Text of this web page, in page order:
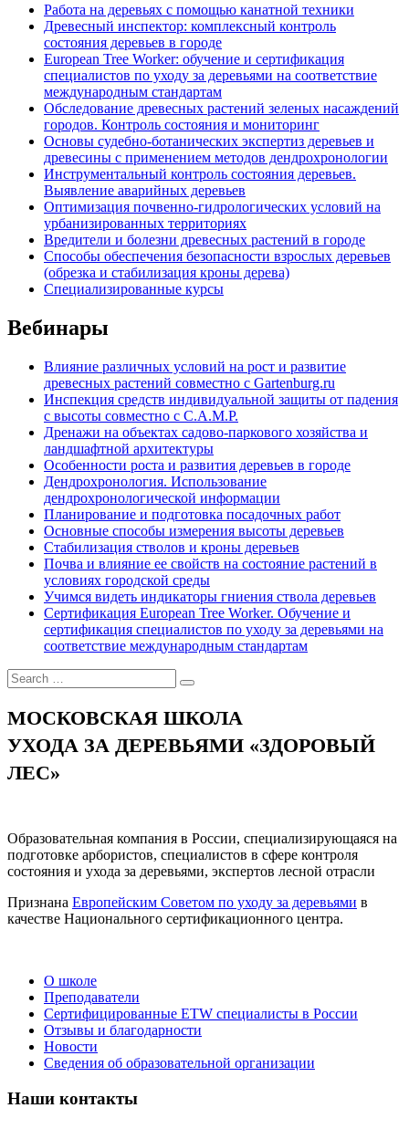
Работа на деревьях с помощью канатной техники
Древесный инспектор: комплексный контроль
состояния деревьев в городе
European Tree Worker: обучение и сертификация
специалистов по уходу за деревьями на соответствие
международным стандартам
Обследование древесных растений зеленых насаждений
городов. Контроль состояния и мониторинг
Основы судебно-ботанических экспертиз деревьев и
древесины с применением методов дендрохронологии
Инструментальный контроль состояния деревьев.
Выявление аварийных деревьев
Оптимизация почвенно-гидрологических условий на
урбанизированных территориях
Вредители и болезни древесных растений в городе
Способы обеспечения безопасности взрослых деревьев
(обрезка и стабилизация кроны дерева)
Специализированные курсы
Вебинары
Влияние различных условий на рост и развитие
древесных растений совместно с Gartenburg.ru
Инспекция средств индивидуальной защиты от падения
с высоты совместно с C.A.M.P.
Дренажи на объектах садово-паркового хозяйства и
ландшафтной архитектуры
Особенности роста и развития деревьев в городе
Дендрохронология. Использование
дендрохронологической информации
Планирование и подготовка посадочных работ
Основные способы измерения высоты деревьев
Стабилизация стволов и кроны деревьев
Почва и влияние ее свойств на состояние растений в
условиях городской среды
Учимся видеть индикаторы гниения ствола деревьев
Сертификация European Tree Worker. Обучение и
сертификация специалистов по уходу за деревьями на
соответствие международным стандартам
МОСКОВСКАЯ ШКОЛА
УХОДА ЗА ДЕРЕВЬЯМИ «ЗДОРОВЫЙ
ЛЕС»
Образовательная компания в России, специализирующаяся на
подготовке арбористов, специалистов в сфере контроля
состояния и ухода за деревьями, экспертов лесной отрасли
Признана Европейским Советом по уходу за деревьями в
качестве Национального сертификационного центра.
О школе
Преподаватели
Сертифицированные ETW специалисты в России
Отзывы и благодарности
Новости
Сведения об образовательной организации
Наши контакты